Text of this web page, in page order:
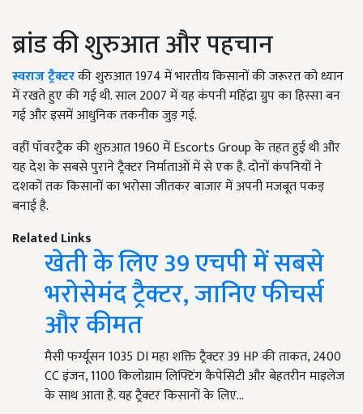
ब्रांड की शुरुआत और पहचान
स्वराज ट्रैक्टरकी शुरुआत 1974 में भारतीय किसानों की जरूरत को ध्यान
में रखते हुए की गई थी. साल 2007 में यह कंपनी महिंद्रा ग्रुप का हिस्सा बन
गई और इसमें आधुनिक तकनीक जुड़ गई.
वहीं पॉवरट्रैक की शुरुआत 1960 में Escorts Group के तहत हुई थी और
यह देश के सबसे पुराने ट्रैक्टर निर्माताओं में से एक है. दोनों कंपनियों ने
दशकों तक किसानों का भरोसा जीतकर बाजार में अपनी मजबूत पकड़
बनाई है.
Related Links
खेती के लिए 39 एचपी में सबसे
भरोसेमंद ट्रैक्टर, जानिए फीचर्स
और कीमत
मैसी फर्ग्यूसन 1035 DI महा शक्ति ट्रैक्टर 39 HP की ताकत, 2400
CC इंजन, 1100 किलोग्राम लिफ्टिंग कैपेसिटी और बेहतरीन माइलेज
के साथ आता है. यह ट्रैक्टर किसानों के लिए…